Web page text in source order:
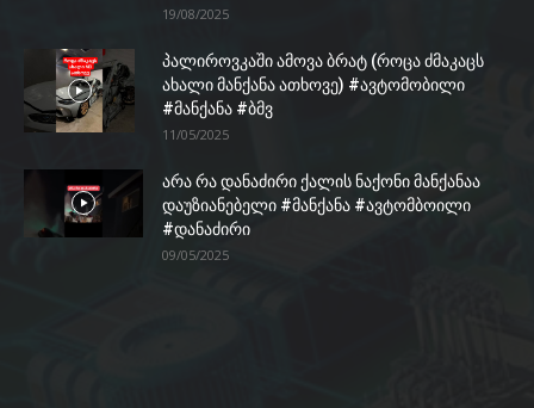
19/08/2025
პალიროვკაში ამოვა ბრატ (როცა ძმაკაცს
ახალი მანქანა ათხოვე) #ავტომობილი
#მანქანა #ბმვ
11/05/2025
არა რა დანაძირი ქალის ნაქონი მანქანაა
დაუზიანებელი #მანქანა #ავტომბოილი
#დანაძირი
09/05/2025